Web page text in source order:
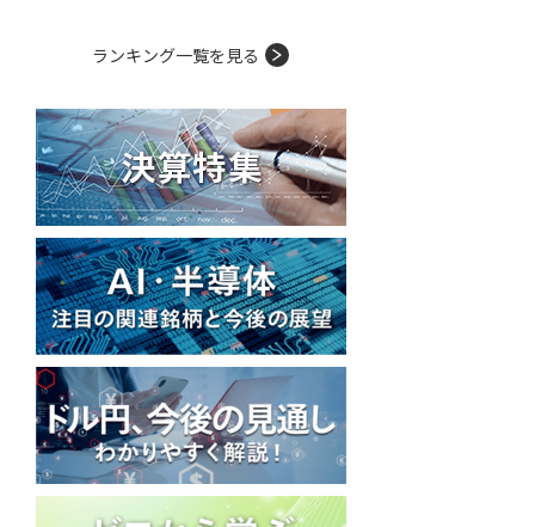
ランキング一覧を見る